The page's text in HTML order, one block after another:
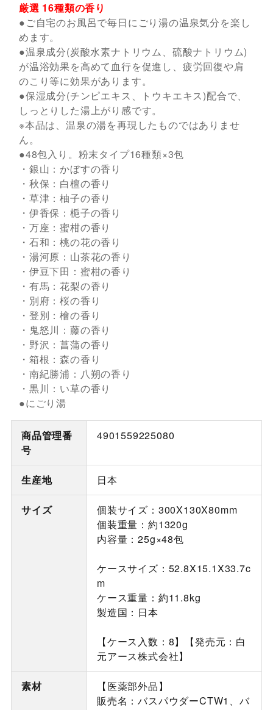
厳選 16種類の香り
●ご自宅のお風呂で毎日にごり湯の温泉気分を楽し
めます。
●温泉成分(炭酸水素ナトリウム、硫酸ナトリウム)
が温浴効果を高めて血行を促進し、疲労回復や肩
のこり等に効果があります。
●保湿成分(チンピエキス、トウキエキス)配合で、
しっとりした湯上がり感です。
※本品は、温泉の湯を再現したものではありませ
ん。
●48包入り。粉末タイプ16種類×3包
・銀山：かぼすの香り
・秋保：白檀の香り
・草津：柚子の香り
・伊香保：梔子の香り
・万座：蜜柑の香り
・石和：桃の花の香り
・湯河原：山茶花の香り
・伊豆下田：蜜柑の香り
・有馬：花梨の香り
・別府：桜の香り
・登別：檜の香り
・鬼怒川：藤の香り
・野沢：菖蒲の香り
・箱根：森の香り
・南紀勝浦：八朔の香り
・黒川：い草の香り
●にごり湯
商品管理番
号
4901559225080
生産地 日本
サイズ
個装サイズ：300X130X80mm
個装重量：約1320g
内容量：25g×48包
ケースサイズ：52.8X15.1X33.7c
m
ケース重量：約11.8kg
製造国：日本
【ケース入数：8】【発売元：白
元アース株式会社】
素材
【医薬部外品】
販売名：バスパウダーCTW1、バ